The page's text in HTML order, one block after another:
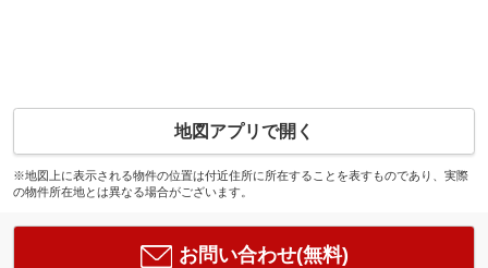
地図アプリで開く
※地図上に表示される物件の位置は付近住所に所在することを表すものであり、実際
の物件所在地とは異なる場合がございます。
お問い合わせ(無料)